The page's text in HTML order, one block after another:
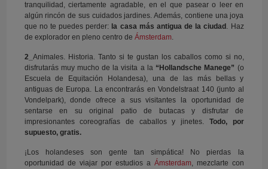
tranquilidad, ciertamente agradable, en el que pasear o leer en
algún rincón de sus cuidados jardines. Además, contiene una joya
que no te puedes perder: la casa más antigua de la ciudad . Haz
de explorador en pleno centro de Ámsterdam.
2_ Animales. Historia. Tanto si te gustan los caballos como si no,
disfrutarás muy mucho de la visita a la“Hollandsche Manege” (o
Escuela de Equitación Holandesa), una de las más bellas y
antiguas de Europa. La encontrarás en Vondelstraat 140 (junto al
Vondelpark), donde ofrece a sus visitantes la oportunidad de
sentarse en su original patio de butacas y disfrutar de
impresionantes coreografías de caballos y jinetes. Todo, por
supuesto, gratis.
¡Los holandeses son gente tan simpática! No pierdas la
oportunidad de viajar por estudios a Ámsterdam, mezclarte con